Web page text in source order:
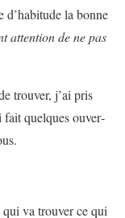
d’habitude la bonne
atten­tion de ne pas
trou­ver, j’ai pris
fait quelques ouver­
va trouver ce qui